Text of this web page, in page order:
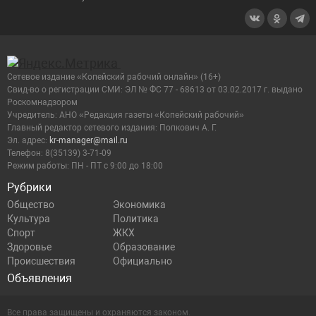
Рубрики
Общество
Экономика
Культура
Политика
Спорт
ЖКХ
Здоровье
Образование
Происшествия
Официально
Объявления
Сетевое издание «Копейский рабочий онлайн» (16+)
Cвид-во о регистрации СМИ: ЭЛ № ФС 77 - 68613 от 03.02.2017 г. выдано
Роскомнадзором
Учредитель: АНО «Редакция газеты «Копейский рабочий»
Главный редактор сетевого издания: Попкович А. Г.
Эл. адрес: kr-manager@mail.ru
Телефон: 8(35139) 3-71-09
Режим работы: ПН - ПТ с 9:00 до 18:00
Все права защищены и охраняются законом.